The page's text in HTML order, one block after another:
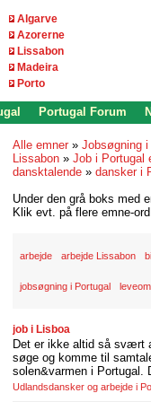
Algarve
Azorerne
Lissabon
Madeira
Porto
Portugal Forum
Alle emner » Jobsøgning
Lissabon » Job i Portugal
dansktalende » dansker i
Under den grå boks med
Klik evt. på flere emne-
arbejde arbejde Lissabon
jobsøgning i Portugal
job i Lisboa
Det er ikke altid så svært
søge og komme til
solen&varmen i Portugal.
Udlandsdansker og arbejde i